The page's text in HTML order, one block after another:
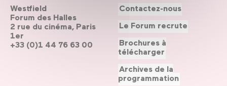
Westfield
Forum des Halles
2 rue du cinéma, Paris
1er
+33 (0)1 44 76 63 00
Contactez-nous
Le Forum recrute
Brochures à
télécharger
Archives de la
programmation